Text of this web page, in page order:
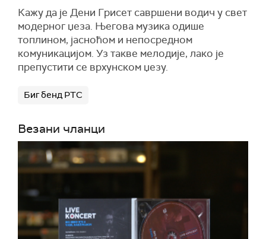
Кажу да је Дени Грисет савршени водич у свет
модерног џеза. Његова музика одише
топлином, јасноћом и непосредном
комуникацијом. Уз такве мелодије, лако је
препустити се врхунском џезу.
Биг бенд РТС
Везани чланци